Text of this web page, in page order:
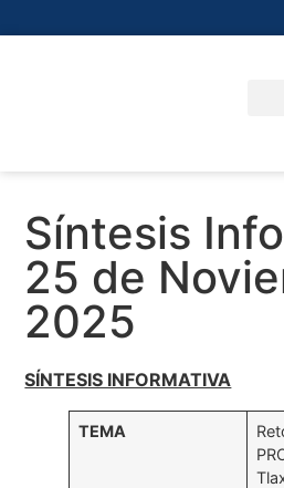
Síntesis
25 de
2025
SÍNTESIS INFORMATIVA
TEMA